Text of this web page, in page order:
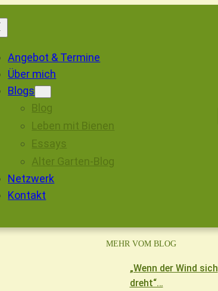
Angebot & Termine
Über mich
Blogs
Blog
Leben mit Bienen
Essays
Alter Garten-Blog
Netzwerk
Kontakt
MEHR VOM BLOG
„Wenn der Wind sich
dreht“…